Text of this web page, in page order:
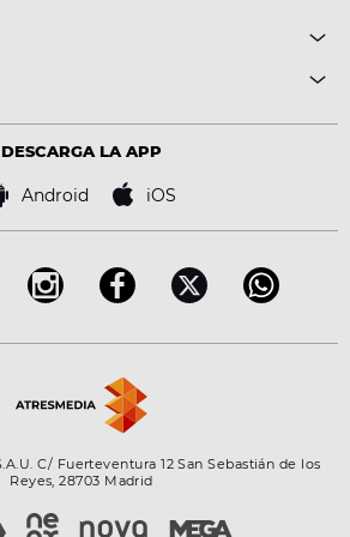
DESCARGA LA APP
Android iOS
C/ Fuerteventura 12 San Sebastián de los
Reyes, 28703 Madrid